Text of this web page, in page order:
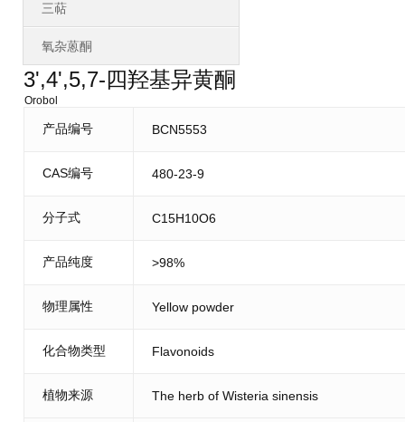
三萜
氧杂蒽酮
3',4',5,7-四羟基异黄酮
Orobol
产品编号 BCN5553
CAS编号 480-23-9
分子式 C15H10O6
产品纯度 >98%
物理属性 Yellow powder
化合物类型 Flavonoids
植物来源 The herb of Wisteria sinensis